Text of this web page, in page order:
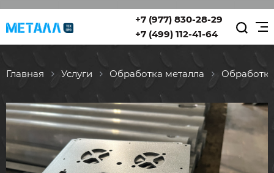
+7 (977) 830-28-29
+7 (499) 112-41-64
Главная Услуги Обработка металла